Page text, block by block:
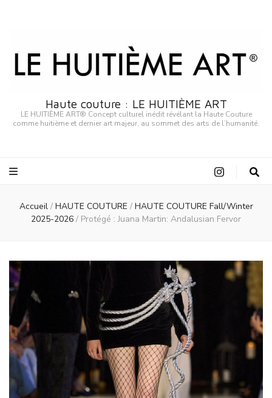
Haute couture : LE HUITIÈME ART
LE HUITIÈME ART® Concept culturel inédit révélant la Haute Couture
comme huitième et dernier art majeur, au sommet des arts de l’humanité.
Accueil / HAUTE COUTURE / HAUTE COUTURE Fall/Winter
2025-2026 / Protégé : Juana Martin: Andalusian Fervor